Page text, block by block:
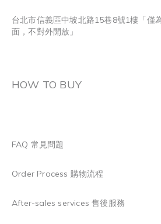
台北市信義區中坡北路15巷8號1樓「僅
面，不對外開放」
HOW TO BUY
FAQ 常見問題
Order Process 購物流程
After-sales services 售後服務